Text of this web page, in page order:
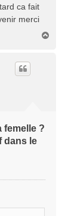
ca fait
merci
femelle ?
dans le